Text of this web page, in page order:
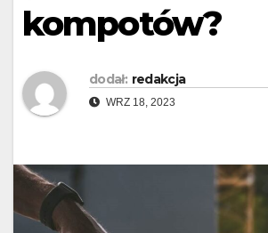
kompotów?
dodał: redakcja
WRZ 18, 2023